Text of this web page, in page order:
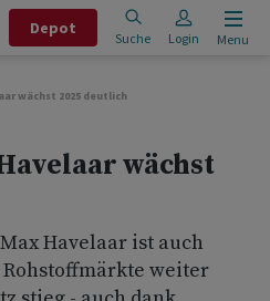
Depot
Suche Login Menu
wächst 2025 deutlich
wächst
Havelaar ist auch
weiter